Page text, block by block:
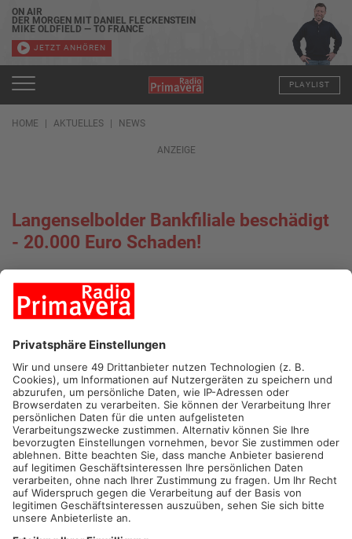
ON AIR
DER MORGEN MIT DANIEL FLECKENSTEIN
MIKE OLDFIELD — TO FRANCE
JETZT ANHÖREN
PLAYLIST
HOME AKTUELLES NEWS
ANZEIGE
Langenselbolder Bankfiliale beschädigt
- 20.000 Euro Schaden!